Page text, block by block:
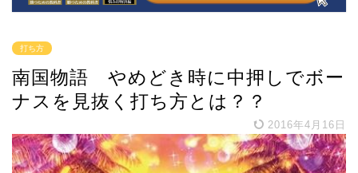
打ち方
南国物語 やめどき時に中押しでボー
ナスを見抜く打ち方とは？？
2016年4月16日